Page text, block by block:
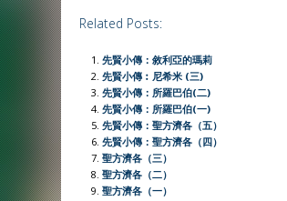
c
e
b
o
o
k
a
t
s
A
p
p
h
a
t
t
t
e
r
Related Posts:
先賢小傳：敘利亞的瑪莉
先賢小傳︰尼希米 (三)
先賢小傳：所羅巴伯(二)
先賢小傳：所羅巴伯(一)
先賢小傳：聖方濟各（五）
先賢小傳：聖方濟各（四）
聖方濟各（三）
聖方濟各（二）
聖方濟各（一）